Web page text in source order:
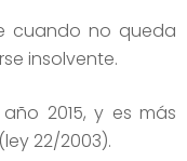
cuando no queda
insolvente.
2015, y es más
22/2003).